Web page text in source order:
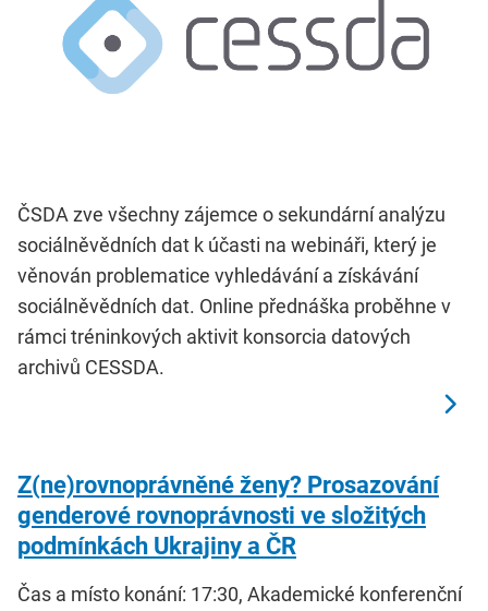
ČSDA zve všechny zájemce o sekundární analýzu
sociálněvědních dat k účasti na webináři, který je
věnován problematice vyhledávání a získávání
sociálněvědních dat. Online přednáška proběhne v
rámci tréninkových aktivit konsorcia datových
archivů CESSDA.
Z(ne)rovnoprávněné ženy? Prosazování
genderové rovnoprávnosti ve složitých
podmínkách Ukrajiny a ČR
Čas a místo konání: 17:30, Akademické konferenční